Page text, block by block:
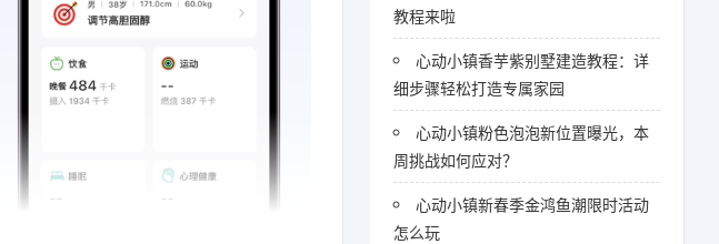
教程来啦
心动小镇香芋紫别墅建造教程：详
细步骤轻松打造专属家园
心动小镇粉色泡泡新位置曝光，本
周挑战如何应对？
心动小镇新春季金鸿鱼潮限时活动
怎么玩